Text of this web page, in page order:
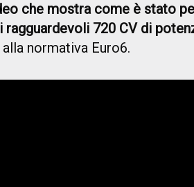
che mostra come è stato
ragguardevoli 720 CV di
normativa Euro6.